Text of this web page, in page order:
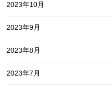
2023年10月
2023年9月
2023年8月
2023年7月